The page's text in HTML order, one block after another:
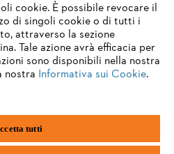
Privacy policy
Informazioni legali
Industrie, 15
direzione e coordinamento di Andreas
Seite empfehlen wir Ihnen, zu
zu wechseln:
chrome
edge
cookie. È possibile revocare il
di singoli cookie o di tutti i
attraverso la sezione
Tale azione avrà efficacia per
sono disponibili nella nostra
nostra Informativa sui Cookie.
tutti